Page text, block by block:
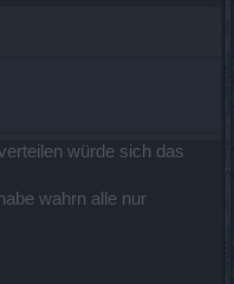
würde sich das
wahrn alle nur